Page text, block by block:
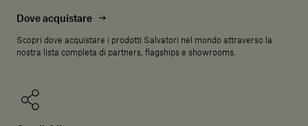
Dove acquistare
Scopri dove acquistare i prodotti Salvatori nel mondo attraverso la
nostra lista completa di partners, flagships e showrooms.